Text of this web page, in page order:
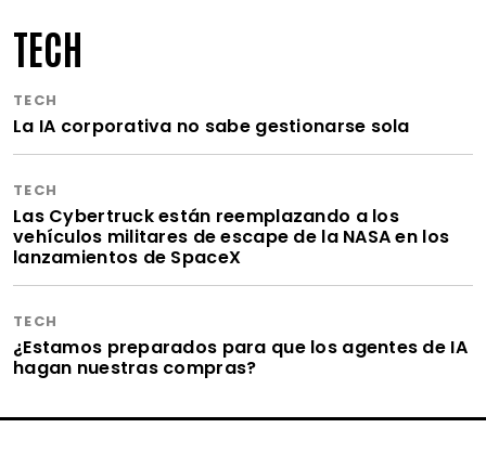
TECH
TECH
La IA corporativa no sabe gestionarse sola
TECH
Las Cybertruck están reemplazando a los
vehículos militares de escape de la NASA en los
lanzamientos de SpaceX
TECH
¿Estamos preparados para que los agentes de IA
hagan nuestras compras?